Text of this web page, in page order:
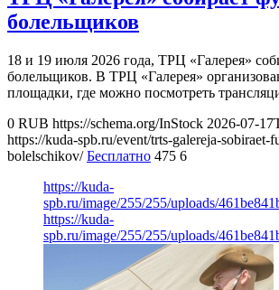
болельщиков
18 и 19 июля 2026 года, ТРЦ «Галерея»
болельщиков. В ТРЦ «Галерея»
площадки, где можно посмотреть
0 RUB https://schema.org/InStock 2026-07-
https://kuda-spb.ru/event/trts-galereja-sobiraet-
bolelschikov/ Бесплатно 475 6
https://kuda-
spb.ru/image/255/255/uploads/
https://kuda-
spb.ru/image/255/255/uploads/